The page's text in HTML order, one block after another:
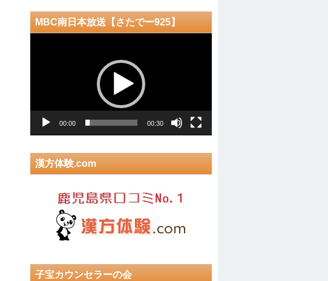
MBC南日本放送【さたでー925】
ー
00:00 00:30
漢方体験.com
子宝カウンセラーの会